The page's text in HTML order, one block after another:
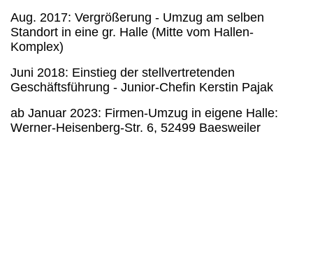
Aug. 2017: Vergrößerung - Umzug am selben
Standort in eine gr. Halle (Mitte vom Hallen-
Komplex)
Juni 2018: Einstieg der stellvertretenden
Geschäftsführung - Junior-Chefin Kerstin Pajak
ab Januar 2023: Firmen-Umzug in eigene Halle:
Werner-Heisenberg-Str. 6, 52499 Baesweiler